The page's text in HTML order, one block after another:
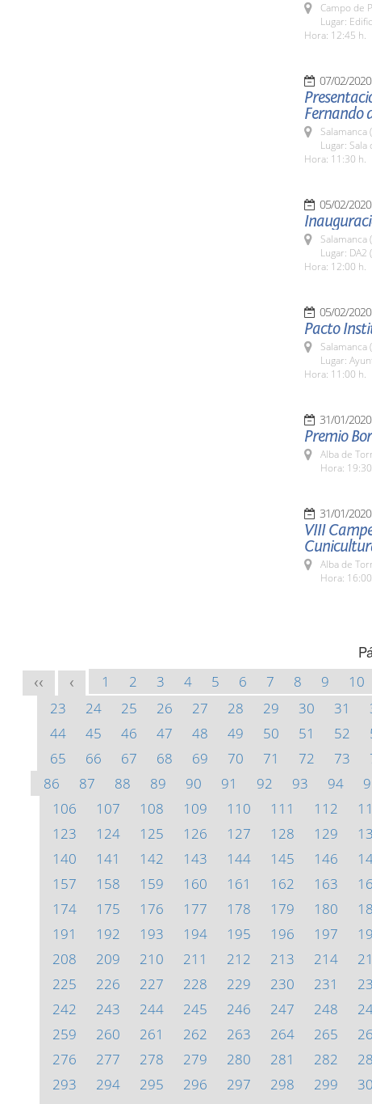
Campo de
Lugar:
Hora: 12:45 h.
07/02/2020
Fernando
Salamanca
Lugar:
Hora: 11:30 h.
05/02/2020
Salamanca
Lugar: DA2
Hora: 12:00 h.
05/02/2020
Pacto
Salamanca
Lugar:
Hora: 11:00 h.
31/01/2020
Premio
Alba de
Hora:
31/01/2020
VIII
Alba de
Hora:
<< < 1 2 3 4 5 6 7 8 9 10
23
24 25 26 27 28 29 30 31
44
45 46 47 48 49 50 51 52
65
66 67 68 69 70 71 72 73
86
87 88 89 90 91 92 93 94
106
107 108 109 110 111 112
123
124 125 126 127 128 129
140
141 142 143 144 145 146
157
158 159 160 161 162 163
174
175 176 177 178 179 180
191
192 193 194 195 196 197
208
209 210 211 212 213 214
225
226 227 228 229 230 231
242
243 244 245 246 247 248
259
260 261 262 263 264 265
276
277 278 279 280 281 282
293
294 295 296 297 298 299